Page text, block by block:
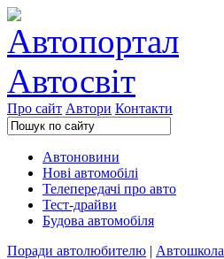
Про сайт Автори Контакти
Автоновини
Нові автомобілі
Телепередачі про авто
Тест-драйви
Будова автомобіля
Поради автолюбителю | Автошкола